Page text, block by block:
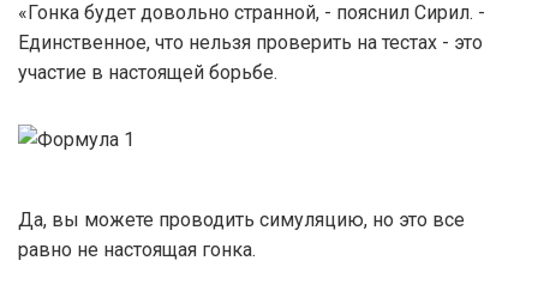
«Гонка будет довольно странной, - пояснил Сирил. -
Единственное, что нельзя проверить на тестах - это
участие в настоящей борьбе.
Да, вы можете проводить симуляцию, но это все
равно не настоящая гонка.